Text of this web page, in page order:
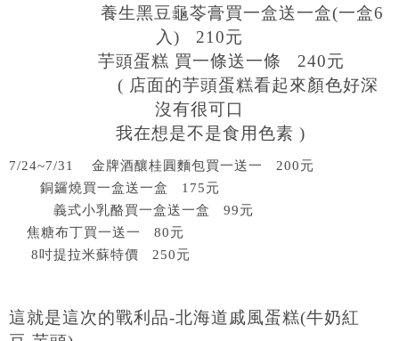
養生黑豆龜苓膏買一盒送一盒(一盒6
入) 210元
芋頭蛋糕 買一條送一條 240元
( 店面的芋頭蛋糕看起來顏色好深
沒有很可口
我在想是不是食用色素 )
7/24~7/31 金牌酒釀桂圓麵包買一送一 200元
銅鑼燒買一盒送一盒 175元
義式小乳酪買一盒送一盒 99元
焦糖布丁買一送一 80元
8吋提拉米蘇特價 250元
這就是這次的戰利品-北海道戚風蛋糕(牛奶紅